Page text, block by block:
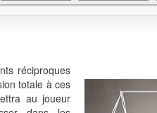
réciproques
totale à ces
au joueur